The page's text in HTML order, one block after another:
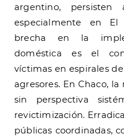
argentino,
especialmente en El
brecha en la
doméstica es el
víctimas en espirales
agresores. En Chaco,
sin perspectiva
revictimización.
públicas coordinadas,